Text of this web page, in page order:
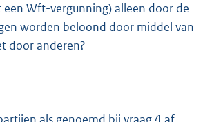
een Wft-vergunning) alleen door de
worden beloond door middel van
door anderen?
als genoemd bij vraag 4 af